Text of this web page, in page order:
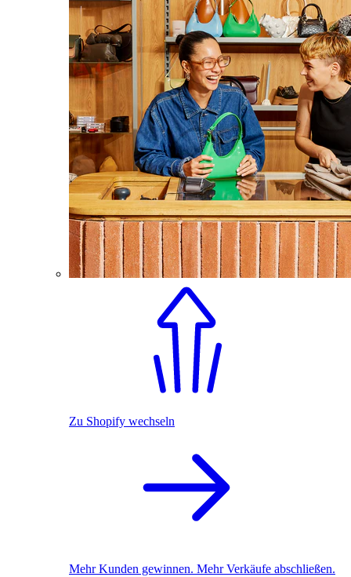
Zu Shopify wechseln
Mehr Kunden gewinnen. Mehr Verkäufe abschließen.